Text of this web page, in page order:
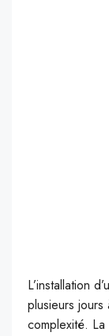
L’installation
plusieurs
complexité.